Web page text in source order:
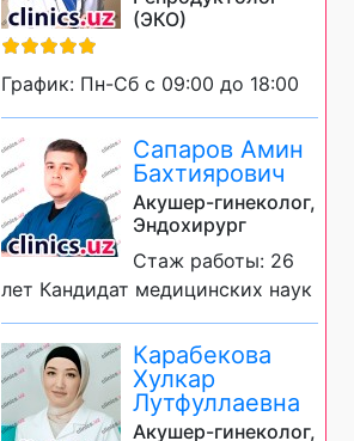
(ЭКО)
График: Пн-Сб с 09:00 до 18:00
Сапаров Амин
Бахтиярович
Акушер-гинеколог,
Эндохирург
Стаж работы: 26
лет Кандидат медицинских наук
Карабекова
Хулкар
Лутфуллаевна
Акушер-гинеколог,